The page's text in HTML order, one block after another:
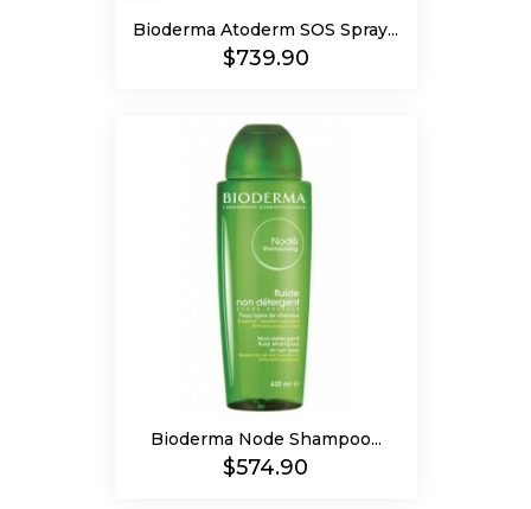
Bioderma Atoderm SOS Spray...
Precio
$739.90
Bioderma Node Shampoo...
Precio
$574.90